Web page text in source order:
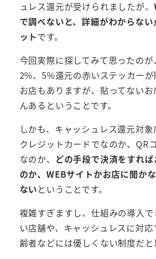
ュレス還元が受けられましたが、
で調べないと、詳細がわからない
ットです。
今回実際に探してみて思ったのが
2%、5%還元の赤いステッカーが
お店もありますが、貼ってないお
んあるということです。
しかも、キャッシュレス還元対象
クレジットカードでなのか、QR
なのか、 どの手段で決済をすれ
のか、WEBサイトかお店に聞か
ない ということです。
複雑すぎますし、仕組みの導入で
い店舗や、キャッシュレスに対
齢者などには優しくない制度だと